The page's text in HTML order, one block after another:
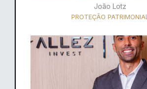
João Lotz
PROTEÇÃO PATRIMONIAL